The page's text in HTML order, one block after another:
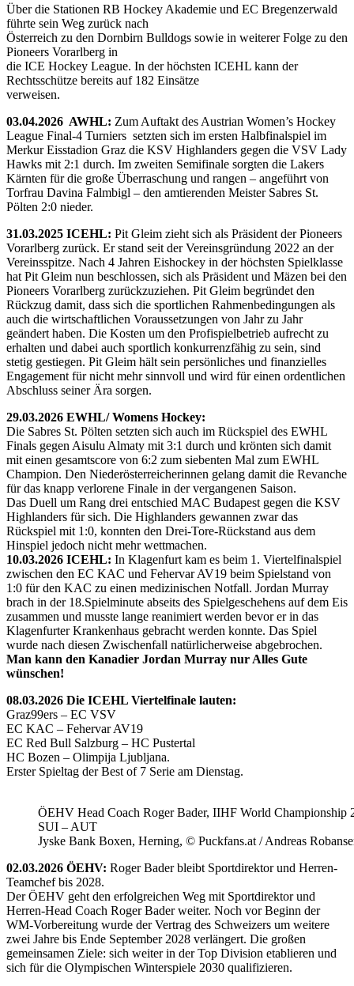
Über die Stationen RB Hockey Akademie und EC Bregenzerwald
führte sein Weg zurück nach
Österreich zu den Dornbirn Bulldogs sowie in weiterer Folge zu den
Pioneers Vorarlberg in
die ICE Hockey League. In der höchsten ICEHL kann der
Rechtsschütze bereits auf 182 Einsätze
verweisen.
03.04.2026 AWHL: Zum Auftakt des Austrian Women’s Hockey
League Final-4 Turniers setzten sich im ersten Halbfinalspiel im
Merkur Eisstadion Graz die KSV Highlanders gegen die VSV Lady
Hawks mit 2:1 durch. Im zweiten Semifinale sorgten die Lakers
Kärnten für die große Überraschung und rangen – angeführt von
Torfrau Davina Falmbigl – den amtierenden Meister Sabres St.
Pölten 2:0 nieder.
31.03.2025 ICEHL: Pit Gleim zieht sich als Präsident der Pioneers
Vorarlberg zurück. Er stand seit der Vereinsgründung 2022 an der
Vereinsspitze. Nach 4 Jahren Eishockey in der höchsten Spielklasse
hat Pit Gleim nun beschlossen, sich als Präsident und Mäzen bei den
Pioneers Vorarlberg zurückzuziehen. Pit Gleim begründet den
Rückzug damit, dass sich die sportlichen Rahmenbedingungen als
auch die wirtschaftlichen Voraussetzungen von Jahr zu Jahr
geändert haben. Die Kosten um den Profispielbetrieb aufrecht zu
erhalten und dabei auch sportlich konkurrenzfähig zu sein, sind
stetig gestiegen. Pit Gleim hält sein persönliches und finanzielles
Engagement für nicht mehr sinnvoll und wird für einen ordentlichen
Abschluss seiner Ära sorgen.
29.03.2026 EWHL/ Womens Hockey:
Die Sabres St. Pölten setzten sich auch im Rückspiel des EWHL
Finals gegen Aisulu Almaty mit 3:1 durch und krönten sich damit
mit einen gesamtscore von 6:2 zum siebenten Mal zum EWHL
Champion. Den Niederösterreicherinnen gelang damit die Revanche
für das knapp verlorene Finale in der vergangenen Saison.
Das Duell um Rang drei entschied MAC Budapest gegen die KSV
Highlanders für sich. Die Highlanders gewannen zwar das
Rückspiel mit 1:0, konnten den Drei-Tore-Rückstand aus dem
Hinspiel jedoch nicht mehr wettmachen.
10.03.2026 ICEHL: In Klagenfurt kam es beim 1. Viertelfinalspiel
zwischen den EC KAC und Fehervar AV19 beim Spielstand von
1:0 für den KAC zu einen medizinischen Notfall. Jordan Murray
brach in der 18.Spielminute abseits des Spielgeschehens auf dem Eis
zusammen und musste lange reanimiert werden bevor er in das
Klagenfurter Krankenhaus gebracht werden konnte. Das Spiel
wurde nach diesen Zwischenfall natürlicherweise abgebrochen.
Man kann den Kanadier Jordan Murray nur Alles Gute
wünschen!
08.03.2026 Die ICEHL Viertelfinale lauten:
Graz99ers – EC VSV
EC KAC – Fehervar AV19
EC Red Bull Salzburg – HC Pustertal
HC Bozen – Olimpija Ljubljana.
Erster Spieltag der Best of 7 Serie am Dienstag.
ÖEHV Head Coach Roger Bader, IIHF World Championship
SUI – AUT
Jyske Bank Boxen, Herning, © Puckfans.at / Andreas
02.03.2026 ÖEHV: Roger Bader bleibt Sportdirektor und Herren-
Teamchef bis 2028.
Der ÖEHV geht den erfolgreichen Weg mit Sportdirektor und
Herren-Head Coach Roger Bader weiter. Noch vor Beginn der
WM-Vorbereitung wurde der Vertrag des Schweizers um weitere
zwei Jahre bis Ende September 2028 verlängert. Die großen
gemeinsamen Ziele: sich weiter in der Top Division etablieren und
sich für die Olympischen Winterspiele 2030 qualifizieren.